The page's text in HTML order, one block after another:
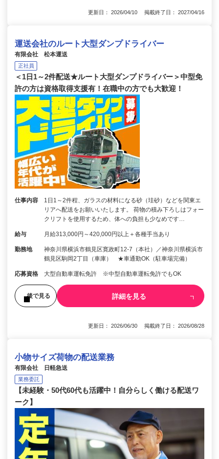
更新日： 2026/04/10 掲載終了日： 2027/04/16
運送会社のルート大型ダンプドライバー
有限会社 松本運送
正社員
＜1日1～2件配送★ルート大型ダンプドライバー＞中型免
許の方は資格取得支援有！在職中の方でも大歓迎！
仕事内容
1日1～2件程、ガラスの材料になる砂（珪砂）などを関東エ
リアへ配送をお願いいたします。 荷物の積み下ろしはフォー
クリフトを使用するため、体への負担も少なめです…
給与 月給313,000円～420,000円以上＋各種手当あり
勤務地
神奈川県横浜市鶴見区寛政町12-7（本社）／神奈川県横浜市
鶴見区駒岡2丁目（車庫） ★車通勤OK（駐車場完備）
応募資格 大型自動車運転免許 ※中型自動車運転免許でもOK
後で見る 詳細を見る
更新日： 2026/06/30 掲載終了日： 2026/08/28
小物サイズ荷物の配送業務
有限会社 日軽急送
業務委託
【未経験・50代60代も活躍中！自分らしく働ける配送ワ
ーク】